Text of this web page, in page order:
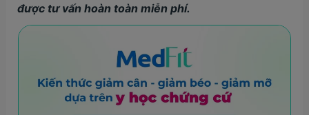
được tư vấn hoàn toàn miễn phí.